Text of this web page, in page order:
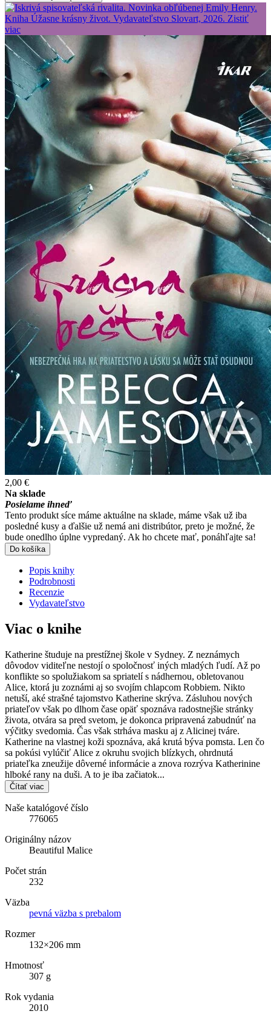
2,00 €
Na sklade
Posielame ihneď
Tento produkt síce máme aktuálne na sklade, máme však už iba
posledné kusy a ďalšie už nemá ani distribútor, preto je možné, že
bude onedlho úplne vypredaný. Ak ho chcete mať, ponáhľajte sa!
Do košíka
Popis knihy
Podrobnosti
Recenzie
Vydavateľstvo
Viac o knihe
Katherine študuje na prestížnej škole v Sydney. Z neznámych
dôvodov viditeľne nestojí o spoločnosť iných mladých ľudí. Až po
konflikte so spolužiakom sa spriatelí s nádhernou, obletovanou
Alice, ktorá ju zoznámi aj so svojím chlapcom Robbiem. Nikto
netuší, aké strašné tajomstvo Katherine skrýva. Zásluhou nových
priateľov však po dlhom čase opäť spoznáva radostnejšie stránky
života, otvára sa pred svetom, je dokonca pripravená zabudnúť na
výčitky svedomia. Čas však strháva masku aj z Alicinej tváre.
Katherine na vlastnej koži spoznáva, aká krutá býva pomsta. Len čo
sa pokúsi vylúčiť Alice z okruhu svojich blízkych, ohrdnutá
priateľka zneužije dôverné informácie a znova rozrýva Katherinine
hlboké rany na duši. A to je iba začiatok...
Čítať viac
Naše katalógové číslo
776065
Originálny názov
Beautiful Malice
Počet strán
232
Väzba
pevná väzba s prebalom
Rozmer
132×206 mm
Hmotnosť
307 g
Rok vydania
2010